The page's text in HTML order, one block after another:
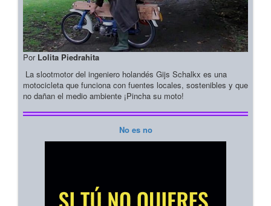
Por Lolita Piedrahita
La slootmotor del ingeniero holandés Gijs Schalkx es una
motocicleta que funciona con fuentes locales, sostenibles y que
no dañan el medio ambiente ¡Pincha su moto!
No es no